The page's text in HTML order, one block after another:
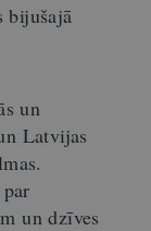
bijušajā
un
Latvijas
un dzīves